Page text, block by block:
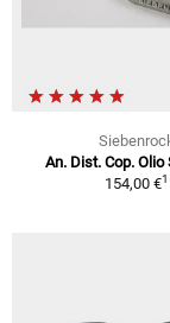
An. Dist. Cop. Olio
154,00 €1